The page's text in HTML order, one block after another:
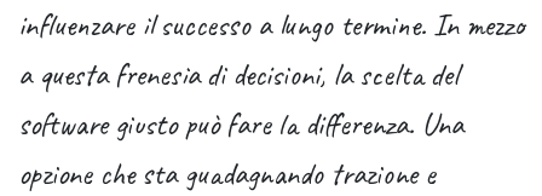
influenzare il successo a lungo termine. In mezzo
a questa frenesia di decisioni, la scelta del
software giusto può fare la differenza. Una
opzione che sta guadagnando trazione e